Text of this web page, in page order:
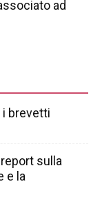
ad
i brevetti
sulla
e la